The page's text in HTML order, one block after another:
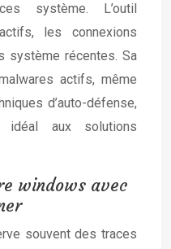
système. L’outil
les connexions
système récentes. Sa
actifs, même
d’auto-défense,
aux solutions
windows avec
souvent des traces